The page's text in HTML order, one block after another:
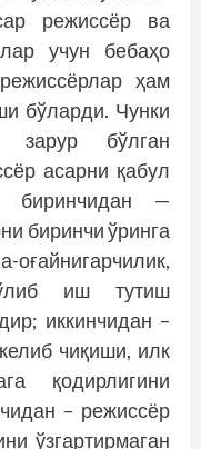
режиссёр ва
учун бебаҳо
ҳам
бўларди. Чунки
зарур бўлган
асарни қабул
биринчидан —
биринчи ўринга
иш тутиш
иккинчидан –
чиқиши, илк
қодирлигини
– режиссёр
ўзгартирмаган